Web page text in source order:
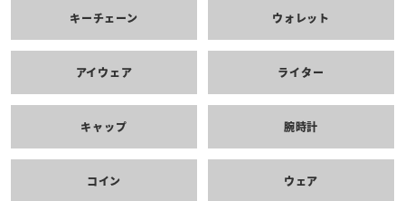
キーチェーン ウォレット
アイウェア ライター
キャップ 腕時計
コイン ウェア